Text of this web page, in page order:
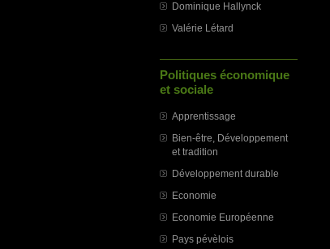
Dominique Hallynck
Valérie Létard
Politiques économique
et sociale
Apprentissage
Bien-être, Développement
et tradition
Développement durable
Economie
Economie Européenne
Pays pévèlois